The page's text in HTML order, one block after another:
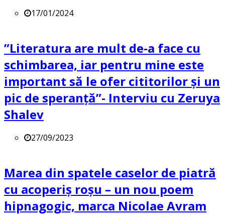
17/01/2024
”Literatura are mult de-a face cu
schimbarea, iar pentru mine este
important să le ofer cititorilor și un
pic de speranță”- Interviu cu Zeruya
Shalev
27/09/2023
Marea din spatele caselor de piatră
cu acoperiș roșu – un nou poem
hipnagogic, marca Nicolae Avram